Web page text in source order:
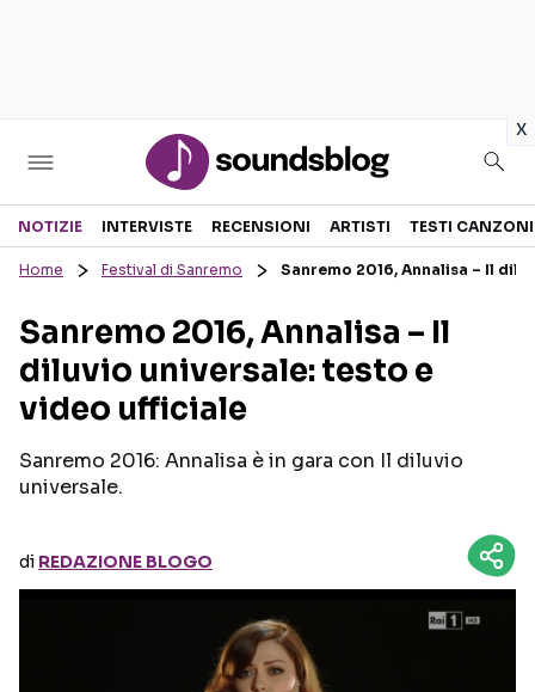
x
Sezioni
RECENSIONI MUSICALI
INTERVISTE
GOSSIP E CURIOSITÀ
TESTI CANZONI
TOUR ED EVENTI
Seguici sui social
NOTIZIE INTERVISTE RECENSIONI ARTISTI TESTI CANZONI
Home Festival di Sanremo Sanremo 2016, Annalisa – Il
Sanremo 2016, Annalisa – Il
diluvio universale: testo e
video ufficiale
Sanremo 2016: Annalisa è in gara con Il diluvio
universale.
di REDAZIONE BLOGO